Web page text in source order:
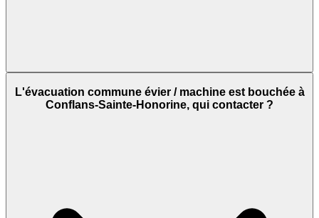
L'évacuation commune évier / machine est bouchée à
Conflans-Sainte-Honorine, qui contacter ?